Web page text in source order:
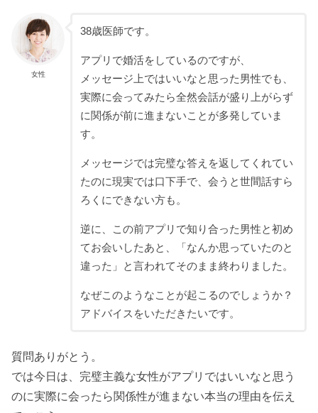
女性
38歳医師です。
アプリで婚活をしているのですが、
メッセージ上ではいいなと思った男性でも、
実際に会ってみたら全然会話が盛り上がらず
に関係が前に進まないことが多発していま
す。
メッセージでは完璧な答えを返してくれてい
たのに現実では口下手で、会うと世間話すら
ろくにできない方も。
逆に、この前アプリで知り合った男性と初め
てお会いしたあと、「なんか思っていたのと
違った」と言われてそのまま終わりました。
なぜこのようなことが起こるのでしょうか？
アドバイスをいただきたいです。
質問ありがとう。
では今日は、完璧主義な女性がアプリではいいなと思う
のに実際に会ったら関係性が進まない本当の理由を伝え